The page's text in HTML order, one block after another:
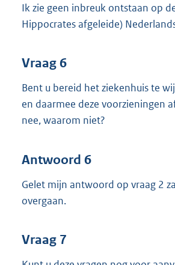
Ik zie geen inbreuk ontstaan op
Hippocrates afgeleide)
Vraag 6
Bent u bereid het ziekenhuis te
en daarmee deze voorzieningen
nee, waarom niet?
Antwoord 6
Gelet mijn antwoord op vraag 2
overgaan.
Vraag 7